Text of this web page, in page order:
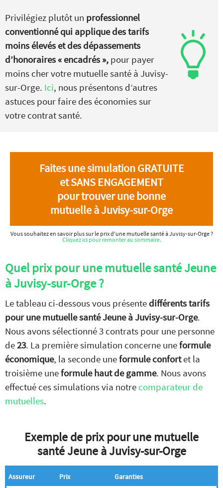
Privilégiez plutôt un professionnel
conventionné qui applique des tarifs
moins élevés et des dépassements
d’honoraires « encadrés », pour payer
moins cher votre mutuelle santé à Juvisy-
sur-Orge. Ici, nous présentons d’autres
astuces pour faire des économies sur
votre contrat santé.
Faites une simulation GRATUITE
et SANS ENGAGEMENT
pour trouver une bonne
mutuelle à Juvisy-sur-Orge
Vous souhaitez en savoir plus sur le prix d'une mutuelle santé à Juvisy-sur-Orge ?
Cliquez ici pour remonter au sommaire.
Quel prix pour une mutuelle santé Jeune
à Juvisy-sur-Orge ?
Le tableau ci-dessous vous présente différents tarifs
pour une mutuelle santé Jeune à Juvisy-sur-Orge.
Nous avons sélectionné 3 contrats pour une personne
de23. La première simulation concerne uneformule
économique, la seconde uneformule confortet la
troisième uneformule haut de gamme. Nous avons
effectué ces simulations via notre comparateur de
mutuelles.
Exemple de prix pour une mutuelle
santé Jeune à Juvisy-sur-Orge
Assureur Prix Garanties